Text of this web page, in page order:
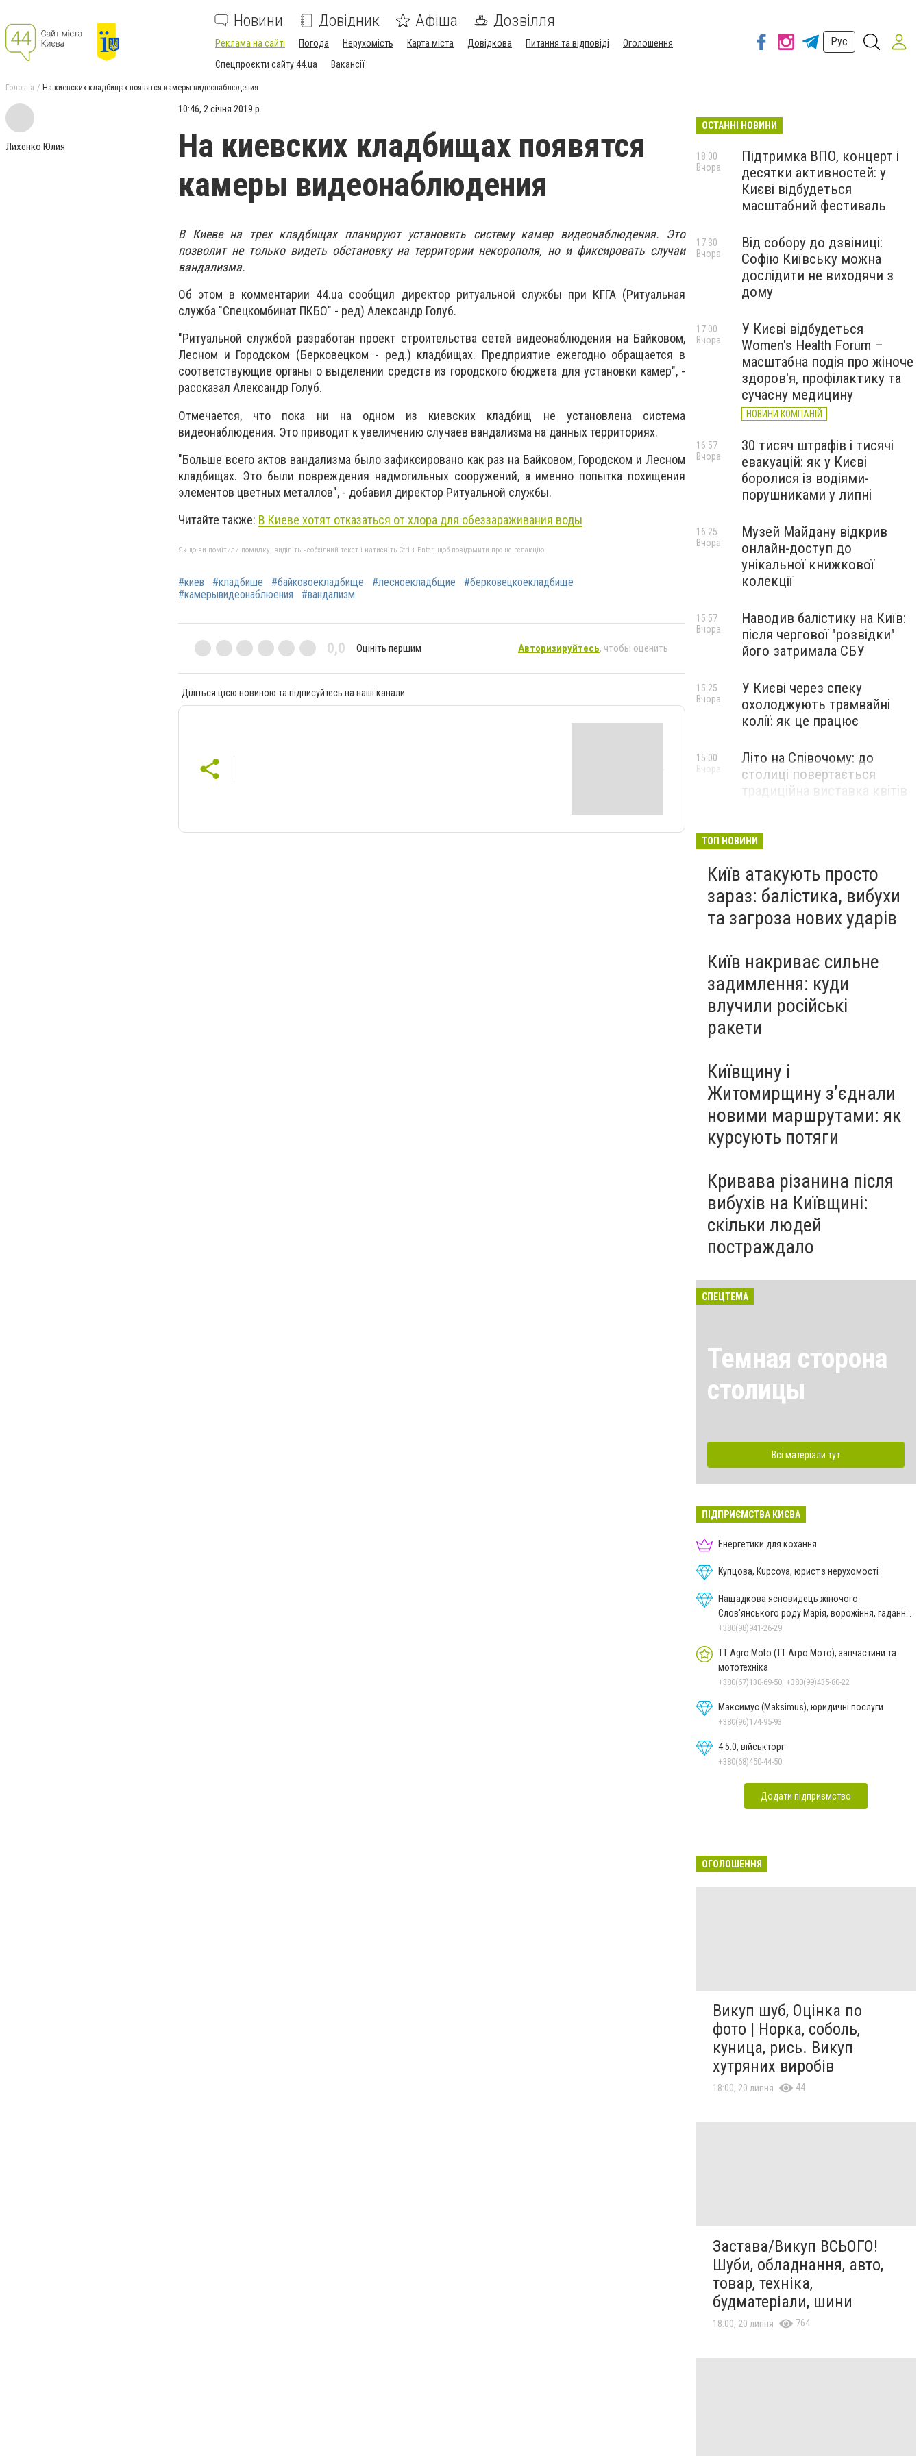
Новини Довідник Афіша Дозвілля
Реклама на сайті Погода Нерухомість Карта міста Довідкова Питання та відповіді
Оголошення
Спецпроєкти сайту 44.ua
Вакансії
Рус
Головна На киевских кладбищах появятся камеры видеонаблюдения
Лихенко Юлия
10:46, 2 січня 2019 р.
На киевских кладбищах появятся
камеры видеонаблюдения
В Киеве на трех кладбищах планируют установить систему камер видеонаблюдения. Это
позволит не только видеть обстановку на территории некорополя, но и фиксировать случаи
вандализма.
Об этом в комментарии 44.ua сообщил директор ритуальной службы при КГГА (Ритуальная
служба "Спецкомбинат ПКБО" - ред) Александр Голуб.
"Ритуальной службой разработан проект строительства сетей видеонаблюдения на Байковом,
Лесном и Городском (Берковецком - ред.) кладбищах. Предприятие ежегодно обращается в
соответствующие органы о выделении средств из городского бюджета для установки камер", -
рассказал Александр Голуб.
Отмечается, что пока ни на одном из киевских кладбищ не установлена система
видеонаблюдения. Это приводит к увеличению случаев вандализма на данных территориях.
"Больше всего актов вандализма было зафиксировано как раз на Байковом, Городском и Лесном
кладбищах. Это были повреждения надмогильных сооружений, а именно попытка похищения
элементов цветных металлов", - добавил директор Ритуальной службы.
Читайте также: В Киеве хотят отказаться от хлора для обеззараживания воды
Якщо ви помітили помилку, виділіть необхідний текст і натисніть Ctrl + Enter, щоб повідомити про це редакцію
#киев #кладбише #байковоекладбище #лесноекладбщие
#берковецкоекладбище
#камерывидеонаблюения
#вандализм
0,0 Оцініть першим Авторизируйтесь, чтобы оценить
Діліться цією новиною та підписуйтесь на наші канали
ОСТАННІ НОВИНИ
Підтримка ВПО, концерт і
десятки активностей: у
Києві відбудеться
масштабний фестиваль
18:00
Вчора
Від собору до дзвіниці:
Софію Київську можна
дослідити не виходячи з
дому
17:30
Вчора
У Києві відбудеться
Women's Health Forum –
масштабна подія про жіноче
здоров'я, профілактику та
сучасну медицину
НОВИНИ КОМПАНІЙ
17:00
Вчора
30 тисяч штрафів і тисячі
евакуацій: як у Києві
боролися із водіями-
порушниками у липні
16:57
Вчора
Музей Майдану відкрив
онлайн-доступ до
унікальної книжкової
колекції
16:25
Вчора
Наводив балістику на Київ:
після чергової "розвідки"
його затримала СБУ
15:57
Вчора
У Києві через спеку
охолоджують трамвайні
колії: як це працює
15:25
Вчора
Літо на Співочому: до
столиці повертається
традиційна виставка квітів
15:00
Вчора
ТОП НОВИНИ
Київ атакують просто
зараз: балістика, вибухи
та загроза нових ударів
Київ накриває сильне
задимлення: куди
влучили російські
ракети
Київщину і
Житомирщину з’єднали
новими маршрутами: як
курсують потяги
Кривава різанина після
вибухів на Київщині:
скільки людей
постраждало
СПЕЦТЕМА
Темная сторона
столицы
Всі матеріали тут
ПІДПРИЄМСТВА КИЄВА
Енергетики для кохання
Купцова, Kupcova, юрист з нерухомості
Нащадкова ясновидець жіночого
Слов'янського роду Марія, ворожіння, гадання
онлайн, ворожіння Таро
+380(98)941-26-29
TT Agro Moto (ТТ Агро Мото), запчастини та
мототехніка
+380(67)130-69-50, +380(99)435-80-22
Максимус (Maksimus), юридичні послуги
+380(96)174-95-93
4.5.0, військторг
+380(68)450-44-50
Додати підприємство
ОГОЛОШЕННЯ
Викуп шуб, Оцінка по
фото | Норка, соболь,
куница, рись. Викуп
хутряних виробів
18:00, 20 липня 44
Застава/Викуп ВСЬОГО!
Шуби, обладнання, авто,
товар, техніка,
будматеріали, шини
18:00, 20 липня 764